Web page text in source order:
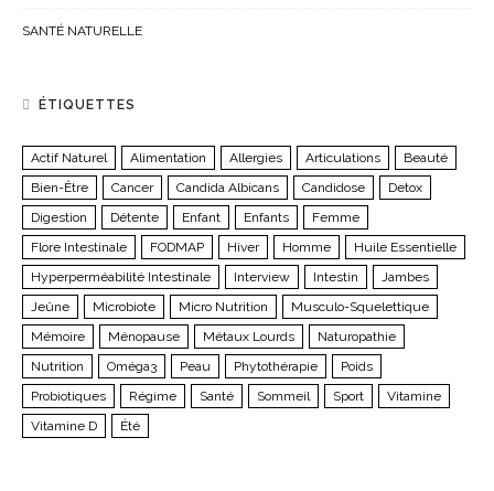
SANTÉ NATURELLE
ÉTIQUETTES
Actif Naturel Alimentation Allergies Articulations
Beauté
Bien-Être
Cancer Candida Albicans Candidose
Detox
Digestion
Détente Enfant Enfants
Femme
Flore Intestinale
FODMAP Hiver Homme
Huile Essentielle
Hyperperméabilité Intestinale
Interview Intestin
Jambes
Jeûne
Microbiote Micro Nutrition
Musculo-Squelettique
Mémoire
Ménopause Métaux Lourds
Naturopathie
Nutrition
Oméga3 Peau Phytothérapie
Poids
Probiotiques
Régime Santé Sommeil Sport
Vitamine
Vitamine D
Été